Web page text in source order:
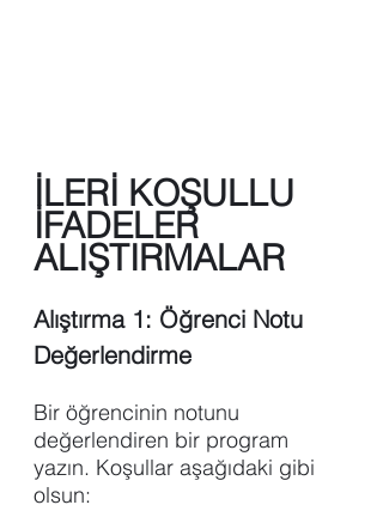
İLERİ KOŞULLU
İFADELER
ALIŞTIRMALAR
Alıştırma 1: Öğrenci Notu
Değerlendirme
Bir öğrencinin notunu
değerlendiren bir program
yazın. Koşullar aşağıdaki gibi
olsun: